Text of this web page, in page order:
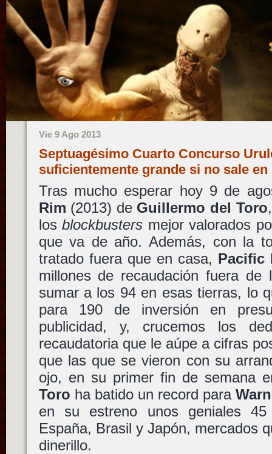
Vie 9 Ago 2013
Septuagésimo Cuarto Concurso
suficientemente grande si no sale
Tras mucho esperar hoy 9 de
Rim (2013) de Guillermo del Toro
losblockbusters mejor valorados
que va de año. Además, con la
tratado fuera que en casa, Pacific
millones de recaudación fuera de
sumar a los 94 en esas tierras, lo
para 190 de inversión en
publicidad, y, crucemos los
recaudatoria que le aúpe a cifras
que las que se vieron con su
ojo, en su primer fin de semana
Toro ha batido un record para
en su estreno unos geniales 45
España, Brasil y Japón, mercados
dinerillo.